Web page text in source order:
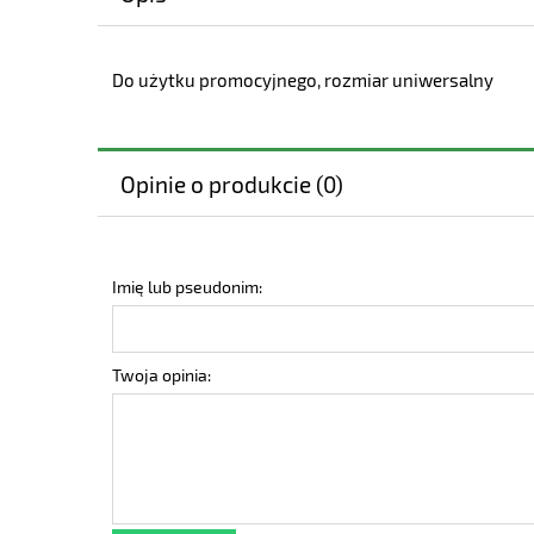
Do użytku promocyjnego, rozmiar uniwersalny
Opinie o produkcie (0)
Imię lub pseudonim:
Twoja opinia: